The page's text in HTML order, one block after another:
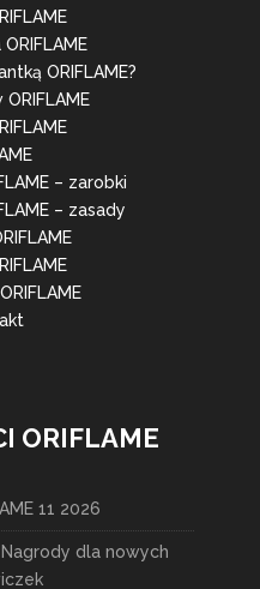
ORIFLAME?
– zarobki
– zasady
ORIFLAME
11 2026
Nagrody dla nowych